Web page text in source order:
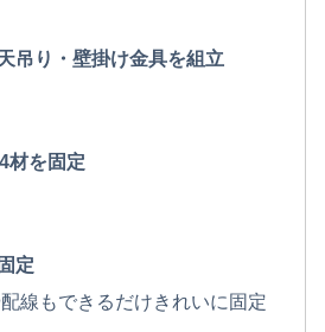
吊り・壁掛け金具を組立
材を固定
定
線もできるだけきれいに固定